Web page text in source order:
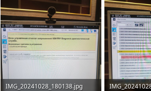
IMG_20241028_180138.jpg